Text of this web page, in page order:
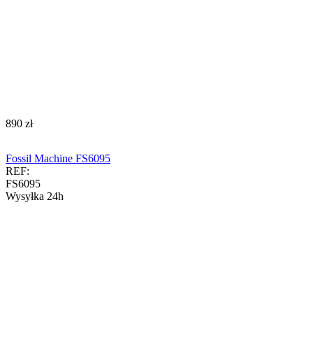
‍890‍ zł
Fossil Machine FS6095
REF:
FS6095
Wysyłka 24h